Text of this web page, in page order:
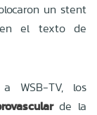
un stent
el texto de
WSB-TV, los
de la